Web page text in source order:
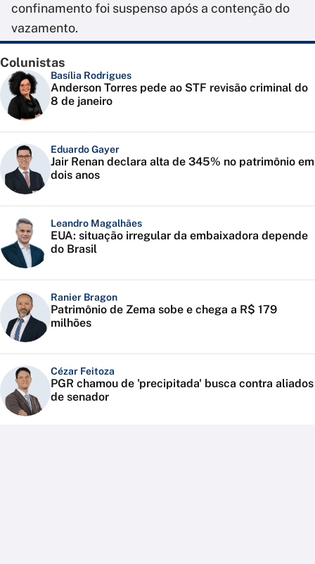
confinamento foi suspenso após a contenção do
vazamento.
Colunistas
Basília Rodrigues
Anderson Torres pede ao STF revisão criminal do
8 de janeiro
Eduardo Gayer
Jair Renan declara alta de 345% no patrimônio em
dois anos
Leandro Magalhães
EUA: situação irregular da embaixadora depende
do Brasil
Ranier Bragon
Patrimônio de Zema sobe e chega a R$ 179
milhões
Cézar Feitoza
PGR chamou de 'precipitada' busca contra aliados
de senador